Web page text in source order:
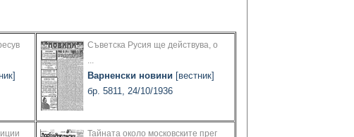
Съветска Русия ще действува, о
...
Варненски новини [вестник]
бр. 5811, 24/10/1936
Тайната около московските прег